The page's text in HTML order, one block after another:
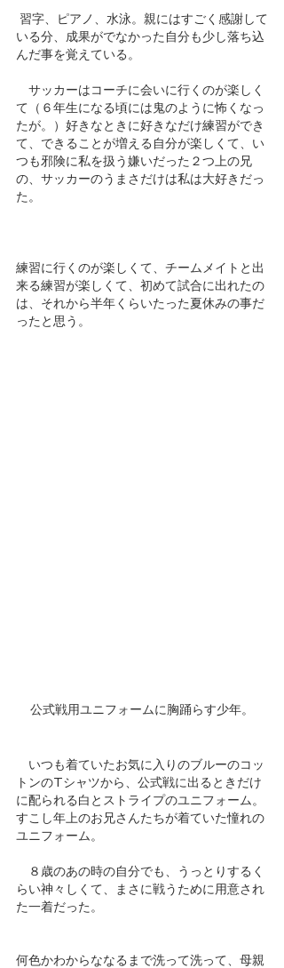
いる分、成果がでなかった自分も少し落ち込
んだ事を覚えている。
サッカーはコーチに会いに行くのが楽しく
て（６年生になる頃には鬼のように怖くなっ
たが。）好きなときに好きなだけ練習ができ
て、できることが増える自分が楽しくて、い
つも邪険に私を扱う嫌いだった２つ上の兄
の、サッカーのうまさだけは私は大好きだっ
た。
練習に行くのが楽しくて、チームメイトと出
来る練習が楽しくて、初めて試合に出れたの
は、それから半年くらいたった夏休みの事だ
ったと思う。
公式戦用ユニフォームに胸踊らす少年。
いつも着ていたお気に入りのブルーのコッ
トンのTシャツから、公式戦に出るときだけ
に配られる白とストライプのユニフォーム。
すこし年上のお兄さんたちが着ていた憧れの
ユニフォーム。
８歳のあの時の自分でも、うっとりするく
らい神々しくて、まさに戦うために用意され
た一着だった。
何色かわからななるまで洗って洗って、母親